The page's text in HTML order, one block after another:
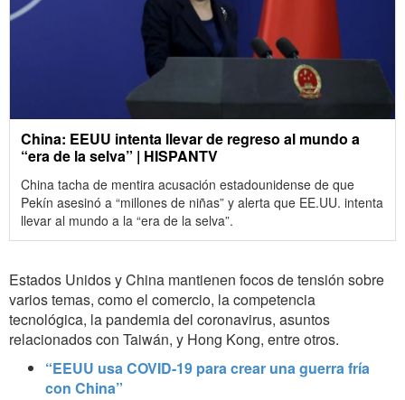
China: EEUU intenta llevar de regreso al mundo a
“era de la selva” | HISPANTV
China tacha de mentira acusación estadounidense de que
Pekín asesinó a “millones de niñas” y alerta que EE.UU. intenta
llevar al mundo a la “era de la selva”.
Estados Unidos y China mantienen focos de tensión sobre
varios temas, como el comercio, la competencia
tecnológica, la pandemia del coronavirus, asuntos
relacionados con Taiwán, y Hong Kong, entre otros.
“EEUU usa COVID-19 para crear una guerra fría
con China”